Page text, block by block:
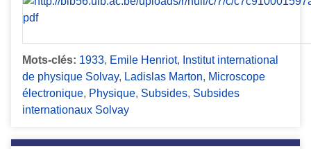
Mots-clés: 1933, Emile Henriot, Institut international
de physique Solvay, Ladislas Marton, Microscope
électronique, Physique, Subsides, Subsides
internationaux Solvay